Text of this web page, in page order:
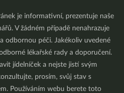
je informativní, prezentuje naše
V žádném případě nenahrazuje
odbornou péči. Jakékoliv uvedené
lékařské rady a doporučení.
jídelníček a nejste jistí svým
prosím, svůj stav s
Používáním webu berete toto